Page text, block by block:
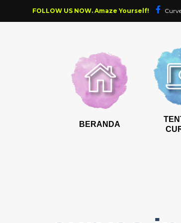
FOLLOW US NOW. Amaze Yourself!
BERANDA